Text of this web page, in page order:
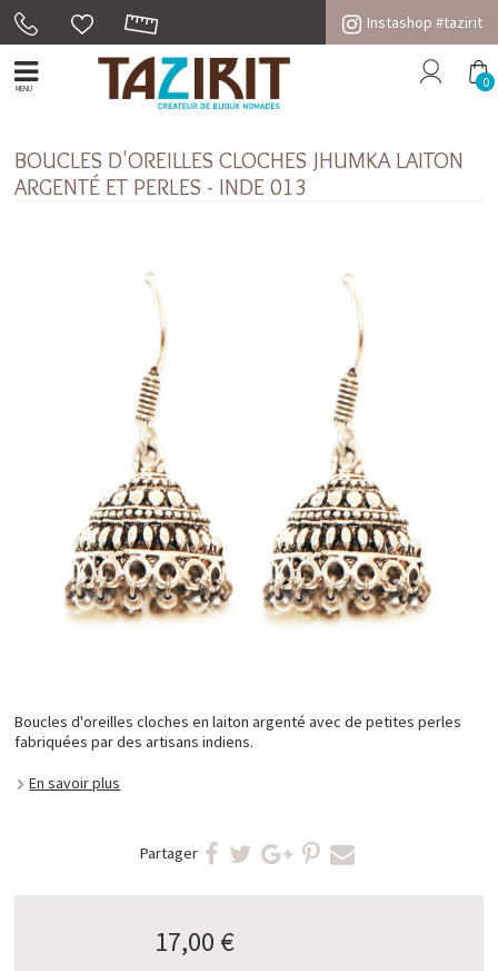
Instashop #tazirit
MENU 0
BOUCLES D'OREILLES CLOCHES JHUMKA LAITON
ARGENTÉ ET PERLES - INDE 013
Boucles d'oreilles cloches en laiton argenté avec de petites perles
fabriquées par des artisans indiens.
En savoir plus
Partager
17,00 €